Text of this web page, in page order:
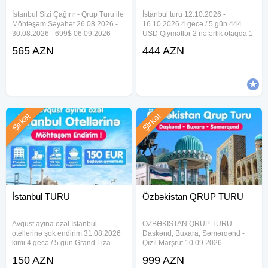
İstanbul Sizi Çağırır - Qrup Turu ilə
Möhtəşəm Səyahət 26.08.2026 -
30.08.2026 - 699$ 06.09.2026 -
30.09.2026 - 729$ 06.10.2026 -
565 AZN
İstanbul turu 12.10.2026 -
16.10.2026 4 gecə / 5 gün 444
USD Qiymətlər 2 nəfərlik otaqda 1
Tur paketə daxildir Otelde
444 AZN
İstanbul TURU
Avqust ayına özəl İstanbul
otellərinə şok endirim 31.08.2026
kimi 4 gecə / 5 gün Grand Liza
160€ Darkhill Hotel 4* - 185€
Şirkət
150 AZN
Özbəkistan QRUP TURU
ÖZBƏKİSTAN QRUP TURU
Daşkənd, Buxara, Səmərqənd -
Qızıl Marşrut 10.09.2026 -
24.10.2026 - 999$ 5 gecə \ 6 gün
Şirkət
999 AZN